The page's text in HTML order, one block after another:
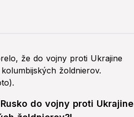
do vojny proti Ukrajine